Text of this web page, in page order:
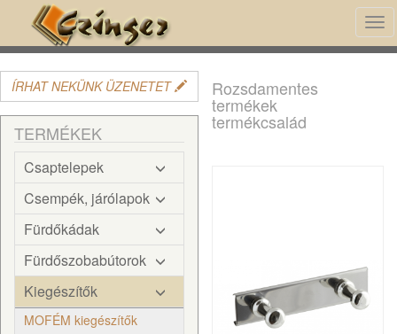
ÍRHAT NEKÜNK ÜZENETET
TERMÉKEK
Csaptelepek
Csempék, járólapok
Fürdőkádak
Fürdőszobabútorok
Kiegészítők
MOFÉM kiegészítők
Rozsdamentes
termékek
termékcsalád